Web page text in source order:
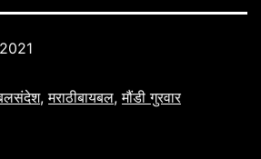
,मराठीबायबल,मौंडी गुरवार